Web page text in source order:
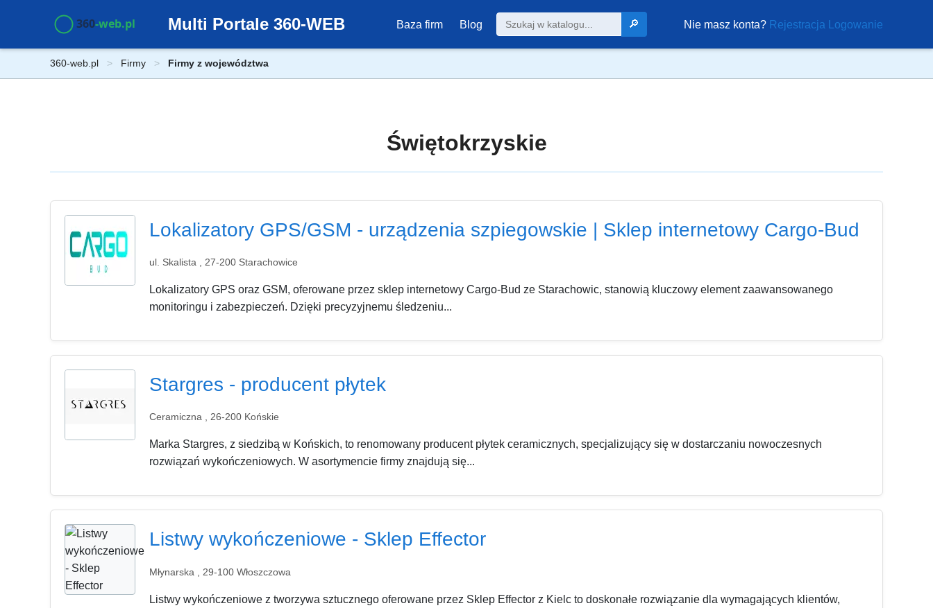
Multi Portale 360-WEB Baza firm Blog 🔎 Nie masz konta? Rejestracja Logowanie
360-web.pl Firmy Firmy z województwa
Świętokrzyskie
Lokalizatory GPS/GSM - urządzenia szpiegowskie | Sklep internetowy Cargo-Bud
ul. Skalista , 27-200 Starachowice
Lokalizatory GPS oraz GSM, oferowane przez sklep internetowy Cargo-Bud ze Starachowic, stanowią kluczowy element zaawansowanego
monitoringu i zabezpieczeń. Dzięki precyzyjnemu śledzeniu...
Stargres - producent płytek
Ceramiczna , 26-200 Końskie
Marka Stargres, z siedzibą w Końskich, to renomowany producent płytek ceramicznych, specjalizujący się w dostarczaniu nowoczesnych
rozwiązań wykończeniowych. W asortymencie firmy znajdują się...
Listwy wykończeniowe - Sklep Effector
Młynarska , 29-100 Włoszczowa
Listwy wykończeniowe z tworzywa sztucznego oferowane przez Sklep Effector z Kielc to doskonałe rozwiązanie dla wymagających klientów,